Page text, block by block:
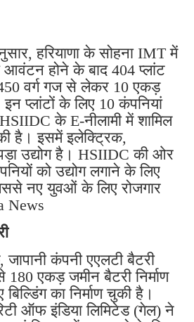
हरियाणा के सोहना IMT में
आवंटन होने के बाद 404 प्लांट
वर्ग गज से लेकर 10 एकड़
प्लांटों के लिए 10 कंपनियां
के E-नीलामी में शामिल
है। इसमें इलेक्ट्रिक,
उद्योग है। HSIIDC की ओर
को उद्योग लगाने के लिए
नए युवओं के लिए रोजगार
News
जापानी कंपनी एएलटी बैटरी
एकड़ जमीन बैटरी निर्माण
का निर्माण चुकी है।
ऑफ इंडिया लिमिटेड (गेल) ने